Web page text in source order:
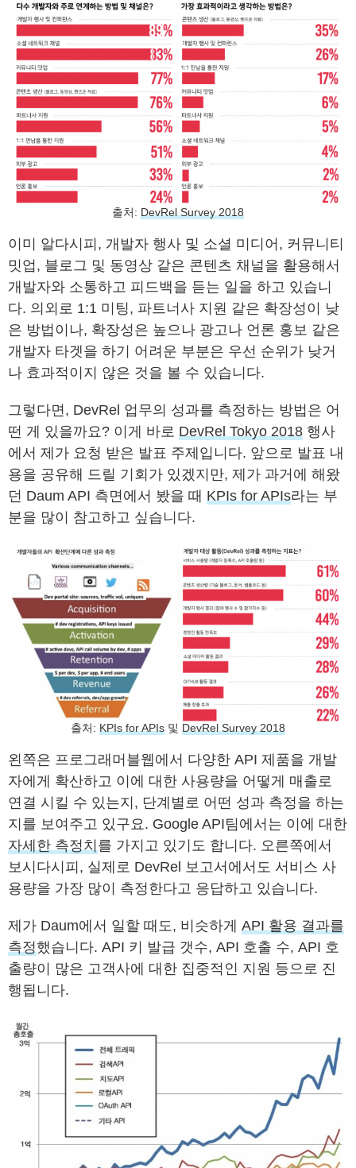
출처: DevRel Survey 2018
이미 알다시피, 개발자 행사 및 소셜 미디어, 커뮤니티
밋업, 블로그 및 동영상 같은 콘텐츠 채널을 활용해서
개발자와 소통하고 피드백을 듣는 일을 하고 있습니
다. 의외로 1:1 미팅, 파트너사 지원 같은 확장성이 낮
은 방법이나, 확장성은 높으나 광고나 언론 홍보 같은
개발자 타겟을 하기 어려운 부분은 우선 순위가 낮거
나 효과적이지 않은 것을 볼 수 있습니다.
그렇다면, DevRel 업무의 성과를 측정하는 방법은 어
떤 게 있을까요? 이게 바로 DevRel Tokyo 2018 행사
에서 제가 요청 받은 발표 주제입니다. 앞으로 발표 내
용을 공유해 드릴 기회가 있겠지만, 제가 과거에 해왔
던 Daum API 측면에서 봤을 때 KPIs for APIs라는 부
분을 많이 참고하고 싶습니다.
출처: KPIs for APIs 및 DevRel Survey 2018
왼쪽은 프로그래머블웹에서 다양한 API 제품을 개발
자에게 확산하고 이에 대한 사용량을 어떻게 매출로
연결 시킬 수 있는지, 단계별로 어떤 성과 측정을 하는
지를 보여주고 있구요. Google API팀에서는 이에 대한
자세한 측정치 를 가지고 있기도 합니다. 오른쪽에서
보시다시피, 실제로 DevRel 보고서에서도 서비스 사
용량을 가장 많이 측정한다고 응답하고 있습니다.
제가 Daum에서 일할 때도, 비슷하게 API 활용 결과를
측정했습니다. API 키 발급 갯수, API 호출 수, API 호
출량이 많은 고객사에 대한 집중적인 지원 등으로 진
행됩니다.